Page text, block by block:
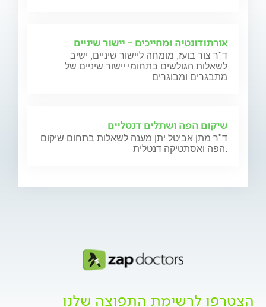
אורתודונטיה ומחייכים - יישור שיניים
ד"ר צור בועז, מומחה ליישור שיניים, ישיב
לשאלות הגולשים בתחומי יישור שיניים של
מתבגרים ומבוגרים
שיקום הפה ושתלים דנטליים
ד"ר מתן אביטל יתן מענה לשאלות בתחום שיקום
הפה ואסתטיקה דנטלית.
הצטרפו לרשימת התפוצה שלנו